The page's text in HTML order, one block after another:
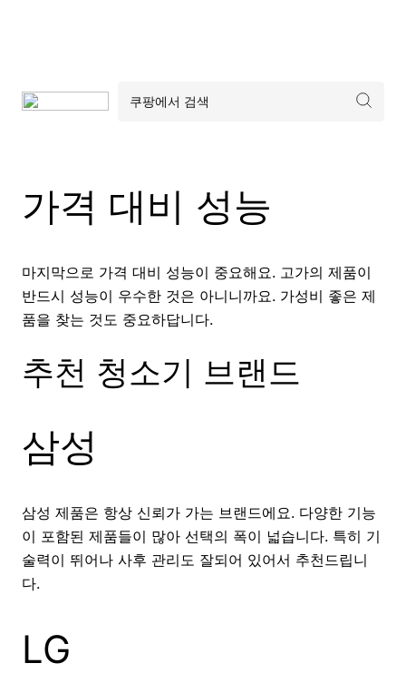
가격 대비 성능
마지막으로 가격 대비 성능이 중요해요. 고가의 제품이
반드시 성능이 우수한 것은 아니니까요. 가성비 좋은 제
품을 찾는 것도 중요하답니다.
추천 청소기 브랜드
삼성
삼성 제품은 항상 신뢰가 가는 브랜드에요. 다양한 기능
이 포함된 제품들이 많아 선택의 폭이 넓습니다. 특히 기
술력이 뛰어나 사후 관리도 잘되어 있어서 추천드립니
다.
LG